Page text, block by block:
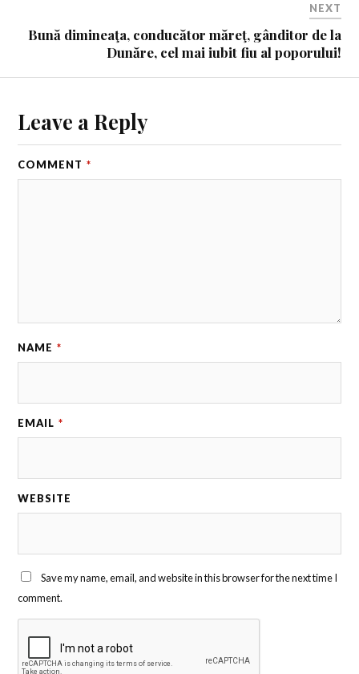
NEXT
Bună dimineaţa, conducător măreţ, gânditor de la
Dunăre, cel mai iubit fiu al poporului!
Leave a Reply
COMMENT *
NAME *
EMAIL *
WEBSITE
Save my name, email, and website in this browser for the next time I
comment.